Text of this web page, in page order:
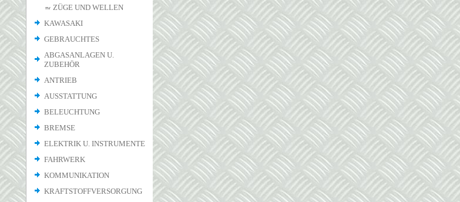
ZÜGE UND WELLEN
KAWASAKI
GEBRAUCHTES
ABGASANLAGEN U.
ZUBEHÖR
ANTRIEB
AUSSTATTUNG
BELEUCHTUNG
BREMSE
ELEKTRIK U. INSTRUMENTE
FAHRWERK
KOMMUNIKATION
KRAFTSTOFFVERSORGUNG